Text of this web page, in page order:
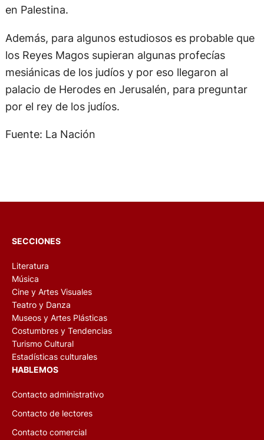
en Palestina.
Además, para algunos estudiosos es probable que
los Reyes Magos supieran algunas profecías
mesiánicas de los judíos y por eso llegaron al
palacio de Herodes en Jerusalén, para preguntar
por el rey de los judíos.
Fuente: La Nación
SECCIONES
Literatura
Música
Cine y Artes Visuales
Teatro y Danza
Museos y Artes Plásticas
Costumbres y Tendencias
Turismo Cultural
Estadísticas culturales
HABLEMOS
Contacto administrativo
Contacto de lectores
Contacto comercial